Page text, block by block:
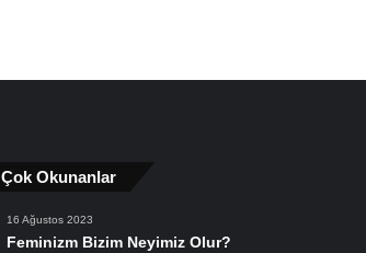
Çok Okunanlar
16 Ağustos 2023
Feminizm Bizim Neyimiz Olur?